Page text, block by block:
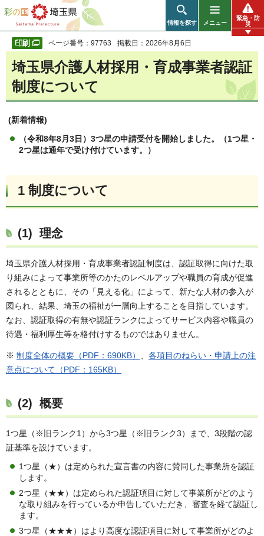
彩の国 埼玉県
情報を探す メニュー
緊急・防
災
ページ番号：97763 掲載日：2026年8月6日
埼玉県介護人材採用・育成事業者認証
制度について
(新着情報)
（令和8年8月3日）3つ星の申請受付を開始しました。（1つ星・
2つ星は通年で受け付けています。）
1 制度について
(1) 理念
埼玉県介護人材採用・育成事業者認証制度は、認証取得に向けた取
り組みによって事業所等のかたのレベルアップや職員の育成が促進
されるとともに、その「見える化」によって、新たな人材の参入が
図られ、結果、埼玉の福祉が一層向上することを目指しています。
なお、認証取得の有無や認証ランクによってサービス内容や職員の
待遇・福利厚生等を格付けするものではありません。
※ 制度全体の概要（PDF：690KB）
各項目のねらい・申請上の注
意点について（PDF：165KB）
(2) 概要
1つ星（※旧ランク1）から3つ星（※旧ランク3）まで、3段階の認
証基準を設けています。
1つ星（★）は定められた宣言書の内容に賛同した事業所を認証
します。
2つ星（★★）は定められた認証項目に対して事業所がどのよう
な取り組みを行っているか申告していただき、審査を経て認証し
ます。
3つ星（★★★）はより高度な認証項目に対して事業所がどのよ